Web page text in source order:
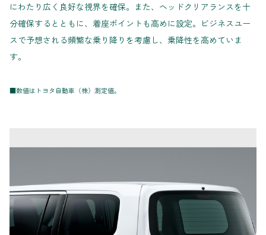
にわたり広く良好な視界を確保。また、ヘッドクリアランスを十
分確保するとともに、着座ポイントも高めに設定。ビジネスユー
スで予想される頻繁な乗り降りを考慮し、乗降性を高めていま
す。
■数値はトヨタ自動車（株）測定値。